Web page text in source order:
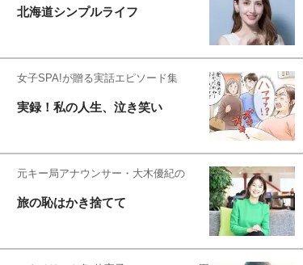
北海道シンプルライフ
女子SPA!が贈る実話エピソード集
実録！私の人生、泣き笑い
元キー局アナウンサー・大木優紀の
旅の恥はかき捨てて